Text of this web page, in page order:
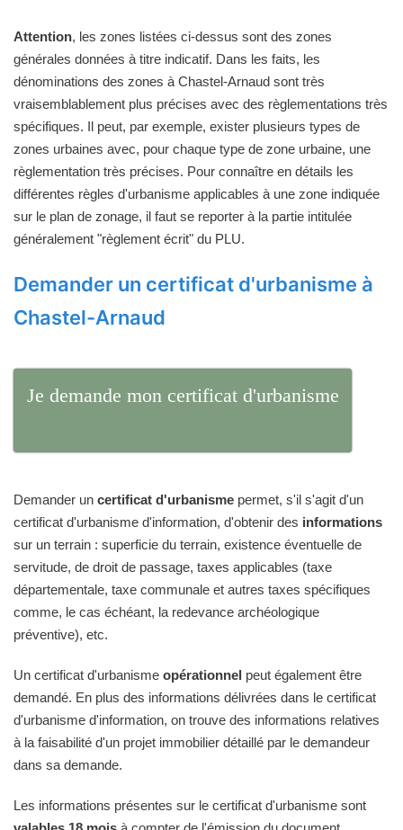
Attention, les zones listées ci-dessus sont des zones
générales données à titre indicatif. Dans les faits, les
dénominations des zones à Chastel-Arnaud sont très
vraisemblablement plus précises avec des règlementations très
spécifiques. Il peut, par exemple, exister plusieurs types de
zones urbaines avec, pour chaque type de zone urbaine, une
règlementation très précises. Pour connaître en détails les
différentes règles d'urbanisme applicables à une zone indiquée
sur le plan de zonage, il faut se reporter à la partie intitulée
généralement "règlement écrit" du PLU.
Demander un certificat d'urbanisme à
Chastel-Arnaud
Je demande mon certificat d'urbanisme
Demander un certificat d'urbanisme permet, s'il s'agit d'un
certificat d'urbanisme d'information, d'obtenir des informations
sur un terrain : superficie du terrain, existence éventuelle de
servitude, de droit de passage, taxes applicables (taxe
départementale, taxe communale et autres taxes spécifiques
comme, le cas échéant, la redevance archéologique
préventive), etc.
Un certificat d'urbanisme opérationnel peut également être
demandé. En plus des informations délivrées dans le certificat
d'urbanisme d'information, on trouve des informations relatives
à la faisabilité d'un projet immobilier détaillé par le demandeur
dans sa demande.
Les informations présentes sur le certificat d'urbanisme sont